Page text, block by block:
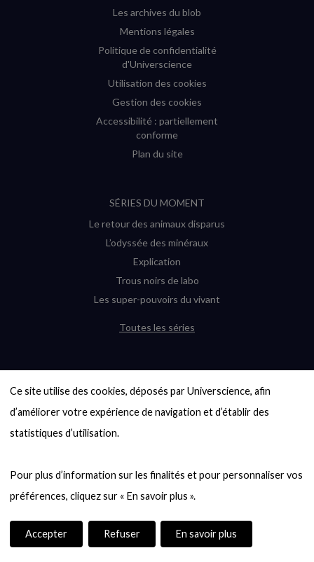
Ce site utilise des cookies, déposés par Universcience, afin
d’améliorer votre expérience de navigation et d’établir des
statistiques d’utilisation.
Pour plus d’information sur les finalités et pour personnaliser vos
Accepter Refuser En savoir plus
Les archives du blob
Mentions légales
Politique de confidentialité
d'Universcience
Utilisation des cookies
Gestion des cookies
Accessibilité : partiellement
conforme
Plan du site
SÉRIES DU MOMENT
Le retour des animaux disparus
L’odyssée des minéraux
Explication
Trous noirs de labo
Les super-pouvoirs du vivant
Toutes les séries
6000 exoplanètes, et pas de « Terre »
en vue ?
Quel avenir pour les cryptos ?
Entre mathématiques et politique : la
quête d’un vote équitable
casse-tête